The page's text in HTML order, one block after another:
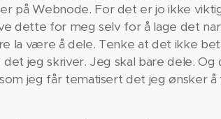
på Webnode. For det er jo ikke
dette for meg selv for å lage det
la være å dele. Tenke at det ikke
jeg skriver. Jeg skal bare dele.
jeg får tematisert det jeg ønsker å